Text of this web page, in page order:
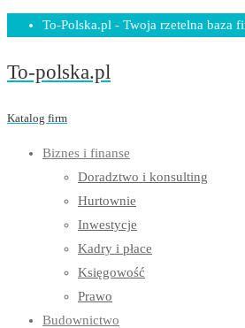
Skip
content
To-Polska.pl - Twoja rzetelna baza
To-polska.pl
Katalog firm
Biznes i finanse
Doradztwo i konsulting
Hurtownie
Inwestycje
Kadry i płace
Księgowość
Prawo
Budownictwo